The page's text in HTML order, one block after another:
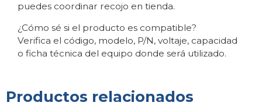
puedes coordinar recojo en tienda.
¿Cómo sé si el producto es compatible?
Verifica el código, modelo, P/N, voltaje, capacidad
o ficha técnica del equipo donde será utilizado.
Productos relacionados